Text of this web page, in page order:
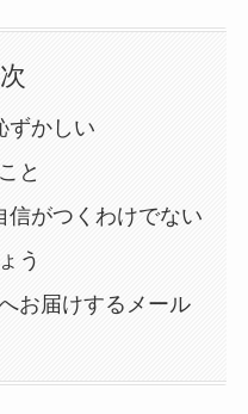
ずかしい
と
信がつくわけでない
う
お届けするメール